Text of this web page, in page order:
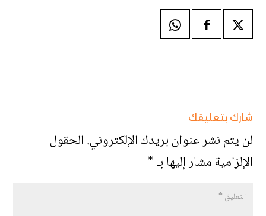
شارك بتعليقك
لن يتم نشر عنوان بريدك الإلكتروني.الحقول
الإلزامية مشار إليها بـ*